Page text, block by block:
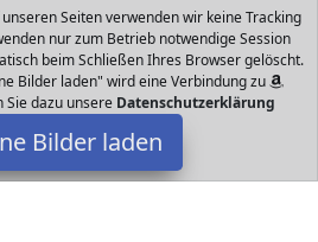
Seiten verwenden wir keine Tracking
nur zum Betrieb notwendige Session
beim Schließen Ihres Browser gelöscht.
Bilder laden" wird eine Verbindung zu
Sie dazu unsere Datenschutzerklärung
Bilder laden